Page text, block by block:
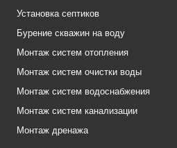
Установка септиков
Бурение скважин на воду
Монтаж систем отопления
Монтаж систем очистки воды
Монтаж систем водоснабжения
Монтаж систем канализации
Монтаж дренажа